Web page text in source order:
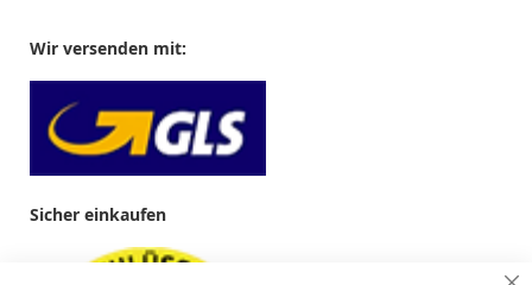
Wir versenden mit:
Sicher einkaufen